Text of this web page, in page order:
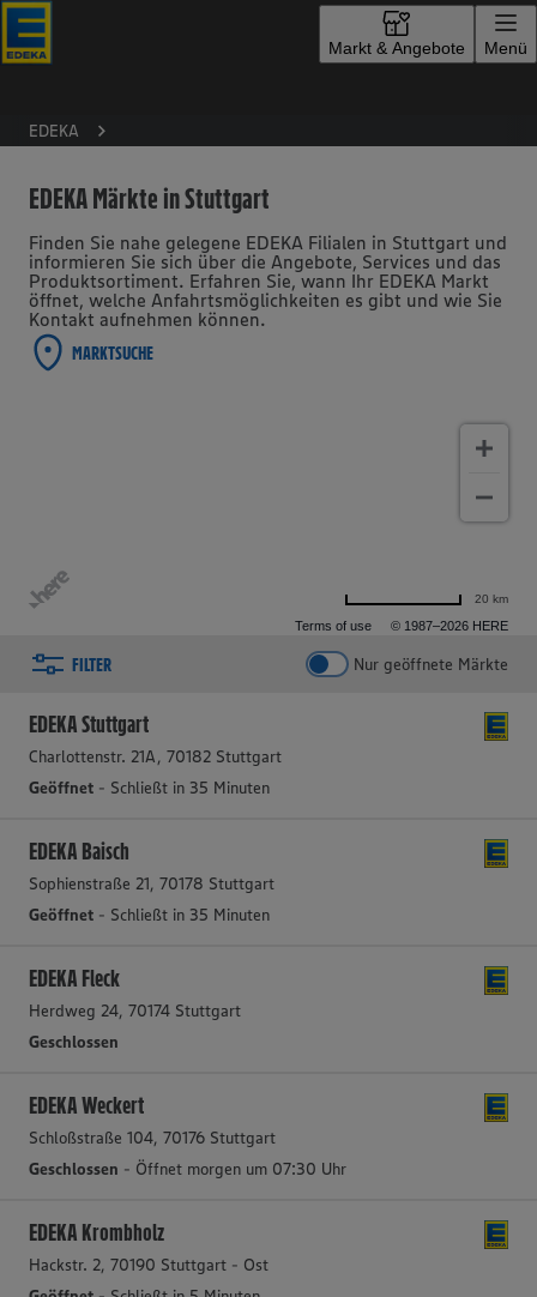
Markt & Angebote Menü
EDEKA
EDEKA Märkte in Stuttgart
Finden Sie nahe gelegene EDEKA Filialen in Stuttgart und
informieren Sie sich über die Angebote, Services und das
Produktsortiment. Erfahren Sie, wann Ihr EDEKA Markt
öffnet, welche Anfahrtsmöglichkeiten es gibt und wie Sie
Kontakt aufnehmen können.
MARKTSUCHE
Terms of use © 1987–2026 HERE
20 km
FILTER Nur geöffnete Märkte
2 aktive Filter Filter zurücksetzen
EDEKA Stuttgart
Charlottenstr. 21A, 70182 Stuttgart
Geöffnet - Schließt in 35 Minuten
EDEKA Baisch
Sophienstraße 21, 70178 Stuttgart
Geöffnet - Schließt in 35 Minuten
EDEKA Fleck
Herdweg 24, 70174 Stuttgart
Geschlossen
EDEKA Weckert
Schloßstraße 104, 70176 Stuttgart
Geschlossen - Öffnet morgen um 07:30 Uhr
EDEKA Krombholz
Hackstr. 2, 70190 Stuttgart - Ost